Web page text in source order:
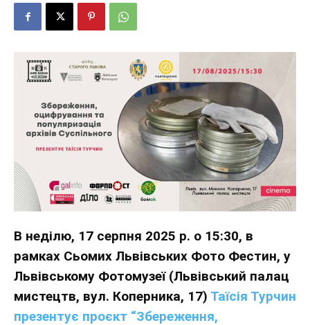
В неділю, 17 серпня 2025 р. о 15:30, в
рамках Сьомих Львівських Фото Фестин, у
Львівському Фотомузеї (Львівський палац
мистецтв, вул. Коперника, 17) Таїсія Турчин
презентує проєкт “Збереження,